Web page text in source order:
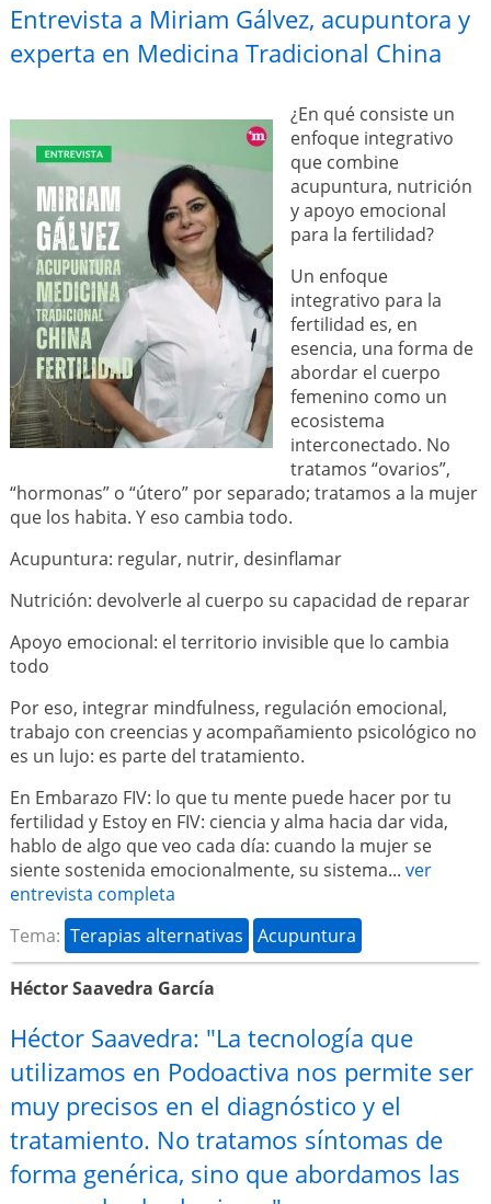
Entrevista a Miriam Gálvez, acupuntora y
experta en Medicina Tradicional China
¿En qué consiste un
enfoque integrativo
que combine
acupuntura, nutrición
y apoyo emocional
para la fertilidad?
Un enfoque
integrativo para la
fertilidad es, en
esencia, una forma de
abordar el cuerpo
femenino como un
ecosistema
interconectado. No
tratamos “ovarios”,
“hormonas” o “útero” por separado; tratamos a la mujer
que los habita. Y eso cambia todo.
Acupuntura: regular, nutrir, desinflamar
Nutrición: devolverle al cuerpo su capacidad de reparar
Apoyo emocional: el territorio invisible que lo cambia
todo
Por eso, integrar mindfulness, regulación emocional,
trabajo con creencias y acompañamiento psicológico no
es un lujo: es parte del tratamiento.
En Embarazo FIV: lo que tu mente puede hacer por tu
fertilidad y Estoy en FIV: ciencia y alma hacia dar vida,
hablo de algo que veo cada día: cuando la mujer se
siente sostenida emocionalmente, su sistema... ver
entrevista completa
Tema: Terapias alternativas Acupuntura
Héctor Saavedra García
Héctor Saavedra: "La tecnología que
utilizamos en Podoactiva nos permite ser
muy precisos en el diagnóstico y el
tratamiento. No tratamos síntomas de
forma genérica, sino que abordamos las